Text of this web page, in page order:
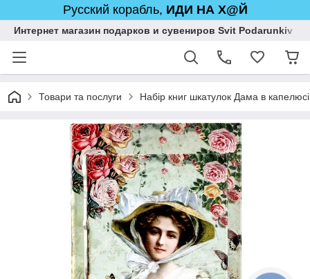
Русский корабль, ИДИ НА Х@Й
Интернет магазин подарков и сувениров Svit Podarunkiv
Товари та послуги Набір книг шкатулок Дама в